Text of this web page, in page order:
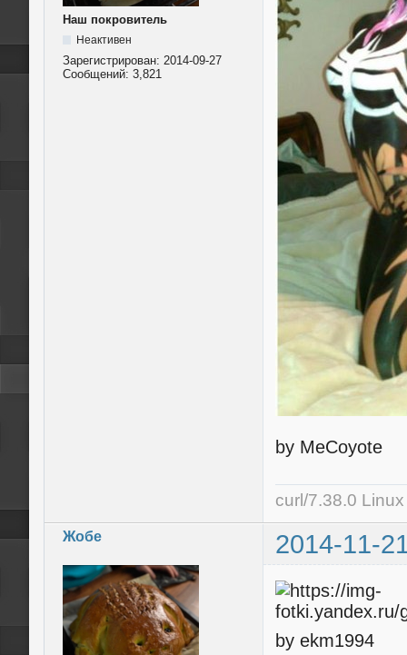
Наш покровитель
Неактивен
Зарегистрирован: 2014-09-27
Сообщений: 3,821
by MeCoyote
curl/7.38.0
Жобе 2014-11-
by ekm1994